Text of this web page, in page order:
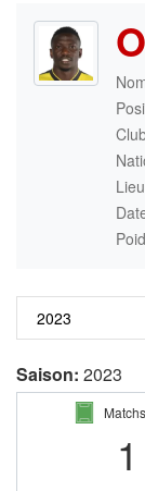
Saison: 2023
1